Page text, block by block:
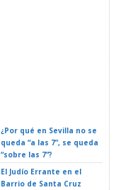
¿Por qué en Sevilla no se
queda “a las 7”, se queda
“sobre las 7”?
El Judío Errante en el
Barrio de Santa Cruz